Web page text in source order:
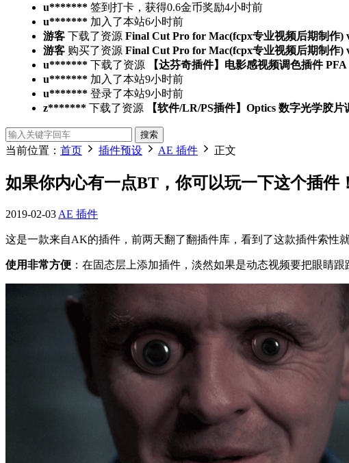
u******* 签到打卡，获得0.6金币奖励4小时前
u******* 加入了本站6小时前
游客 下载了资源 Final Cut Pro for Mac(fcpx专业视频后期制作)
游客 购买了资源 Final Cut Pro for Mac(fcpx专业视频后期制作)
u******* 下载了资源 【达芬奇插件】电影感视频调色插件
u******* 加入了本站9小时前
u******* 登录了本站9小时前
z******* 下载了资源 【软件/LR/PS插件】Optics 数字光学胶
搜索
当前位置： 首页 插件预设 AE 插件 正文
如果你内心有一点BT，你可以玩一下这个插件！
2019-02-03 AE 插件
这是一款来自AK的插件，前两天翻了翻插件库，看到了这款插件索性
使用非常方便 ：在固态层上添加插件，淡然如果是动态视频要把眼睛跟